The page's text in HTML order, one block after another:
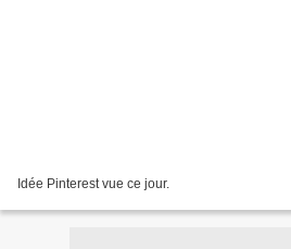
Idée Pinterest vue ce jour.